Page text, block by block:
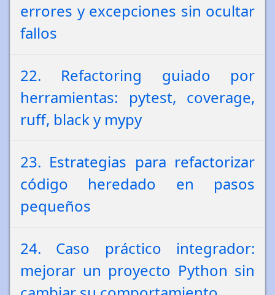
errores y excepciones sin ocultar
fallos
22. Refactoring guiado por
herramientas: pytest, coverage,
ruff, black y mypy
23. Estrategias para refactorizar
código heredado en pasos
pequeños
24. Caso práctico integrador:
mejorar un proyecto Python sin